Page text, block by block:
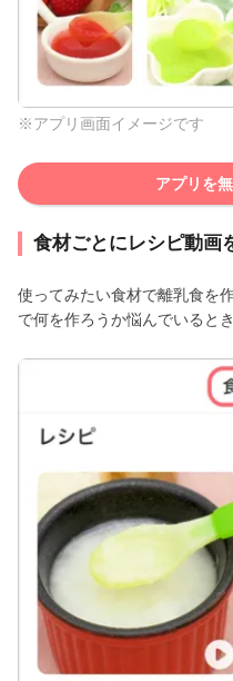
※アプリ画面イメージです
アプリを
食材ごとにレシピ動画
使ってみたい食材で離乳食を
で何を作ろうか悩んでいると